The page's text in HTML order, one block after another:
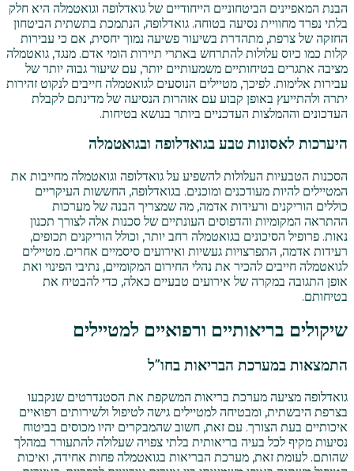
הבנת המאפיינים הביטחוניים הייחודיים של גואדלופה וגואטמלה היא חלק
בלתי נפרד מחוויית נסיעה בטוחה. גואדלופה, הנתמכת בתשתית הביטחון
החזקה של צרפת, מתהדרת בשיעור פשיעה נמוך יחסית, אם כי עבירות
קלות כמו כיוס עלולות להתרחש באתרי תיירות הומי אדם. מנגד, גואטמלה
מציבה אתגרים בטיחותיים משמעותיים יותר, עם שיעור גבוה יותר של
עבירות אלימות. לפיכך, מטיילים הנוסעים לגואטמלה חייבים לנקוט זהירות
יתרה ולהתייעץ באופן קבוע עם אזהרות הנסיעה של מדינתם לקבלת
העדכונים וההמלצות העדכניים ביותר בנושא בטיחות.
היערכות לאסונות טבע בגואדלופה ובגואטמלה
הסכנות הטבעיות העלולות להשפיע על גואדלופה וגואטמלה מחייבות את
המטיילים להיות מעודכנים ומוכנים. בגואדלופה, החששות העיקריים
כוללים הוריקנים ורעידות אדמה, מה שמצריך הבנה של מערכות
ההתראה המקומיות והדפוסים העונתיים של סכנות אלה לצורך תכנון
נאות. פרופיל הסיכונים בגואטמלה רחב יותר, וכולל הוריקנים תכופים,
רעידות אדמה, התפרצויות געשיות ואירועים סיסמיים אחרים. מטיילים
לגואטמלה חייבים להכיר את נהלי החירום המקומיים, נתיבי הפינוי ואת
אופן התגובה במקרה של אירועים טבעיים כאלה, כדי להבטיח את
בטיחותם.
שיקולים בריאותיים ורפואיים למטיילים
התמצאות במערכת הבריאות בחו"ל
גואדלופה מציעה מערכת בריאות המשקפת את הסטנדרטים שנקבעו
בצרפת היבשתית, ומבטיחה למטיילים גישה לטיפול ולשירותים רפואיים
איכותיים בעת הצורך. עם זאת, חשוב שהמבקרים יהיו מכוסים בביטוח
נסיעות מקיף לכל בעיה בריאותית בלתי צפויה שעלולה להתעורר במהלך
שהותם. לעומת זאת, מערכת הבריאות בגואטמלה פחות אחידה, ואיכות